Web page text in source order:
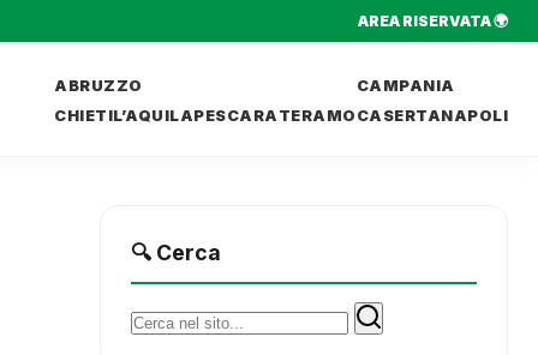
AREA RISERVATA 🌍
ABRUZZO
CHIETIL’AQUILAPESCARA TERAMO
CAMPANIA
CASERTANAPOLI
🔍 Cerca
Cerca: